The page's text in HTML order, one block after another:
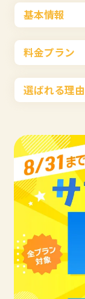
基本情報
料金プラン
選ばれる理由